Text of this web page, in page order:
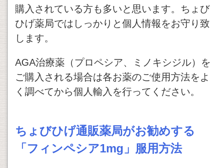
購入されている方も多いと思います。ちょび
ひげ薬局ではしっかりと個人情報をお守り致
します。
AGA治療薬（プロペシア、ミノキシジル）を
ご購入される場合は各お薬のご使用方法をよ
く調べてから個人輸入を行ってください。
ちょびひげ通販薬局がお勧めする
「フィンペシア1mg」服用方法